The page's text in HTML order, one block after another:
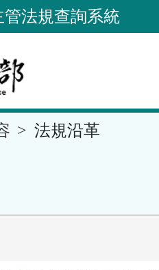
管法規查詢系統
法規沿革